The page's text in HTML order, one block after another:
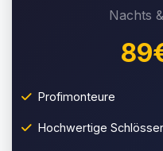
Nachts
Profimonteure
Hochwertige Schlösser